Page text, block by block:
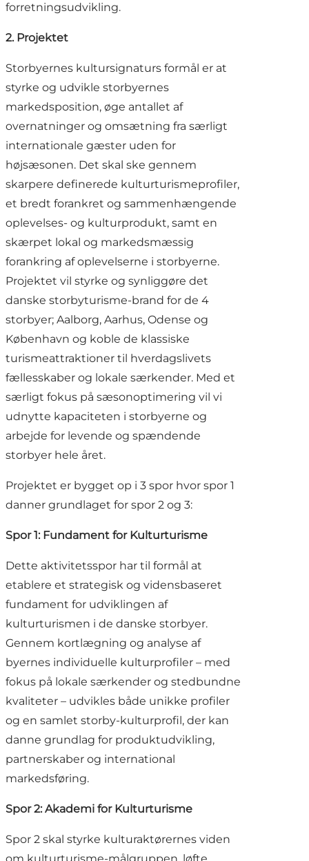
forretningsudvikling.
2. Projektet
Storbyernes kultursignaturs formål er at
styrke og udvikle storbyernes
markedsposition, øge antallet af
overnatninger og omsætning fra særligt
internationale gæster uden for
højsæsonen. Det skal ske gennem
skarpere definerede kulturturismeprofiler,
et bredt forankret og sammenhængende
oplevelses- og kulturprodukt, samt en
skærpet lokal og markedsmæssig
forankring af oplevelserne i storbyerne.
Projektet vil styrke og synliggøre det
danske storbyturisme-brand for de 4
storbyer; Aalborg, Aarhus, Odense og
København og koble de klassiske
turismeattraktioner til hverdagslivets
fællesskaber og lokale særkender. Med et
særligt fokus på sæsonoptimering vil vi
udnytte kapaciteten i storbyerne og
arbejde for levende og spændende
storbyer hele året.
Projektet er bygget op i 3 spor hvor spor 1
danner grundlaget for spor 2 og 3:
Spor 1: Fundament for Kulturturisme
Dette aktivitetsspor har til formål at
etablere et strategisk og vidensbaseret
fundament for udviklingen af
kulturturismen i de danske storbyer.
Gennem kortlægning og analyse af
byernes individuelle kulturprofiler – med
fokus på lokale særkender og stedbundne
kvaliteter – udvikles både unikke profiler
og en samlet storby-kulturprofil, der kan
danne grundlag for produktudvikling,
partnerskaber og international
markedsføring.
Spor 2: Akademi for Kulturturisme
Spor 2 skal styrke kulturaktørernes viden